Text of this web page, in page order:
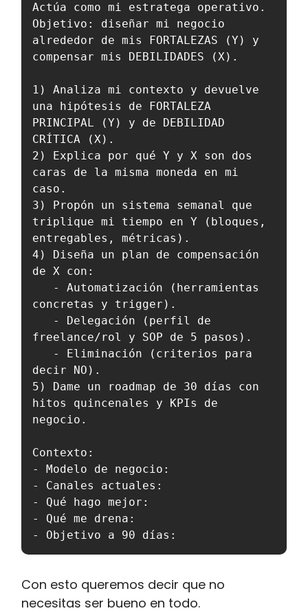
Actúa como mi estratega operativo.
Objetivo: diseñar mi negocio
alrededor de mis FORTALEZAS (Y) y
compensar mis DEBILIDADES (X).
1) Analiza mi contexto y devuelve
una hipótesis de FORTALEZA
PRINCIPAL (Y) y de DEBILIDAD
CRÍTICA (X).
2) Explica por qué Y y X son dos
caras de la misma moneda en mi
caso.
3) Propón un sistema semanal que
triplique mi tiempo en Y (bloques,
entregables, métricas).
4) Diseña un plan de compensación
de X con:
concretas y trigger).
freelance/rol y SOP de 5 pasos).
decir NO).
5) Dame un roadmap de 30 días con
hitos quincenales y KPIs de
negocio.
Contexto:
- Modelo de negocio:
- Canales actuales:
- Qué hago mejor:
- Qué me drena:
- Objetivo a 90 días:
Con esto queremos decir que no
necesitas ser bueno en todo.